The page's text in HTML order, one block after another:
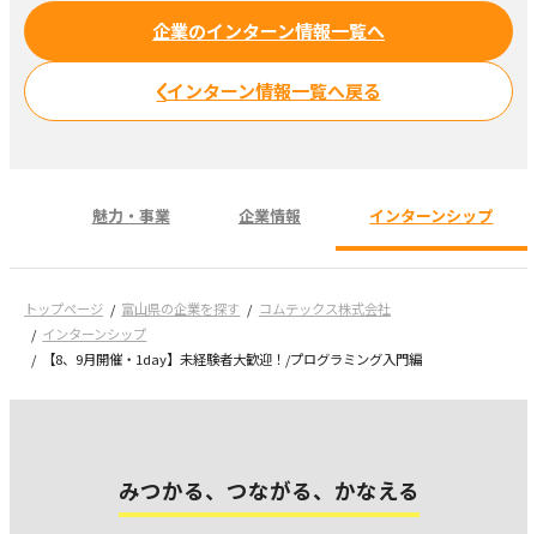
企業のインターン情報一覧へ
インターン情報一覧へ戻る
魅力・事業 企業情報 インターンシップ
トップページ 富山県の企業を探す
コムテックス株式会社
インターンシップ
【8、9月開催・1day】未経験者大歓迎！/プログラミング入門編
みつかる、つながる、かなえる